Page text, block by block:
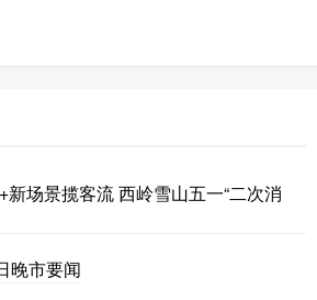
场景揽客流 西岭雪山五一“二次消
晚市要闻